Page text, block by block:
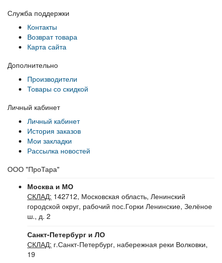
Служба поддержки
Контакты
Возврат товара
Карта сайта
Дополнительно
Производители
Товары со скидкой
Личный кабинет
Личный кабинет
История заказов
Мои закладки
Рассылка новостей
ООО "ПроТара"
Москва и МО
СКЛАД: 142712, Московская область, Ленинский
городской округ, рабочий пос.Горки Ленинские, Зелёное
ш., д. 2
Санкт-Петербург и ЛО
СКЛАД: г.Санкт-Петербург, набережная реки Волковки,
19